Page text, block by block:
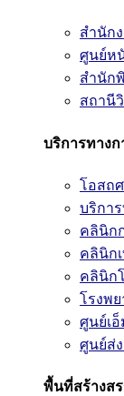
สำนัก
ศูนย์ห
สำนัก
สถานี
บริการทาง
โอสถ
บริกา
คลินิก
คลินิก
คลินิก
โรงพ
ศูนย์เอ็
ศูนย์ส่
พื้นที่สร้างส